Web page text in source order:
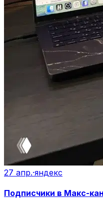
27 апр.·яндекс
Подписчики в Макс-